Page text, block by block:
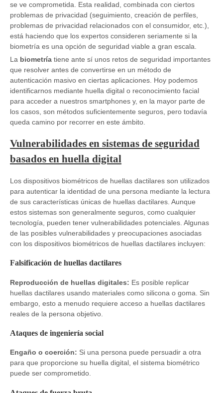
se ve comprometida. Esta realidad, combinada con ciertos
problemas de privacidad (seguimiento, creación de perfiles,
problemas de privacidad relacionados con el consumidor, etc.),
está haciendo que los expertos consideren seriamente si la
biometría es una opción de seguridad viable a gran escala.
La biometría tiene ante sí unos retos de seguridad importantes
que resolver antes de convertirse en un método de
autenticación masivo en ciertas aplicaciones. Hoy podemos
identificarnos mediante huella digital o reconocimiento facial
para acceder a nuestros smartphones y, en la mayor parte de
los casos, son métodos suficientemente seguros, pero todavía
queda camino por recorrer en este ámbito.
Vulnerabilidades en sistemas de seguridad
basados en huella digital
Los dispositivos biométricos de huellas dactilares son utilizados
para autenticar la identidad de una persona mediante la lectura
de sus características únicas de huellas dactilares. Aunque
estos sistemas son generalmente seguros, como cualquier
tecnología, pueden tener vulnerabilidades potenciales. Algunas
de las posibles vulnerabilidades y preocupaciones asociadas
con los dispositivos biométricos de huellas dactilares incluyen:
Falsificación de huellas dactilares
Reproducción de huellas digitales: Es posible replicar
huellas dactilares usando materiales como silicona o goma. Sin
embargo, esto a menudo requiere acceso a huellas dactilares
reales de la persona objetivo.
Ataques de ingeniería social
Engaño o coerción: Si una persona puede persuadir a otra
para que proporcione su huella digital, el sistema biométrico
puede ser comprometido.